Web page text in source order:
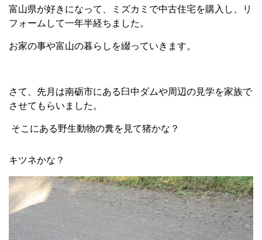
富山県が好きになって、ミズカミで中古住宅を購入し、リ
フォームして一年半経ちました。
お家の事や富山の暮らしを綴っていきます。
さて、先月は南砺市にある臼中ダムや周辺の見学を家族で
させてもらいました。
そこにある野生動物の糞を見て猪かな？
キツネかな？